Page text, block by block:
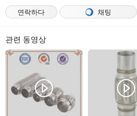
연락하다
채팅
관련 동영상